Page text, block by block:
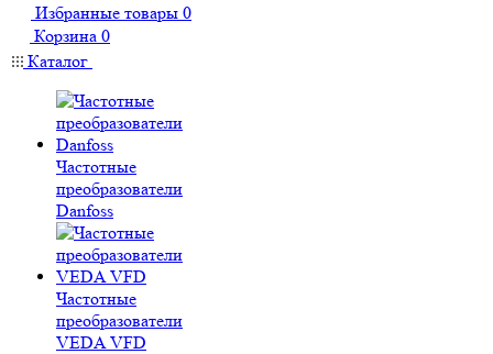
Избранные товары 0
Корзина 0
Каталог
Частотные
преобразователи
Danfoss
Частотные
преобразователи
VEDA VFD